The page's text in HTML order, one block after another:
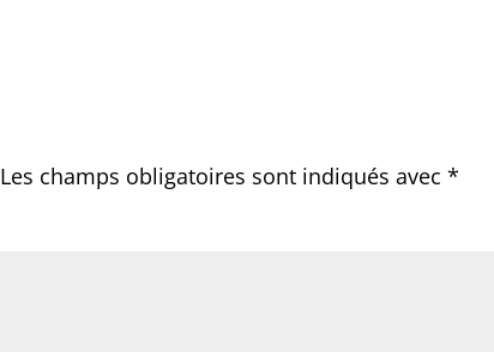
Les champs obligatoires sont indiqués avec*